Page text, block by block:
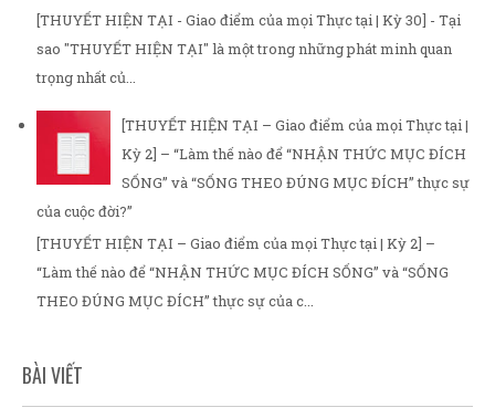
[THUYẾT HIỆN TẠI - Giao điểm của mọi Thực tại | Kỳ 30] - Tại
sao "THUYẾT HIỆN TẠI" là một trong những phát minh quan
trọng nhất củ...
[THUYẾT HIỆN TẠI – Giao điểm của mọi Thực tại |
Kỳ 2] – “Làm thế nào để “NHẬN THỨC MỤC ĐÍCH
SỐNG” và “SỐNG THEO ĐÚNG MỤC ĐÍCH” thực sự
của cuộc đời?”
[THUYẾT HIỆN TẠI – Giao điểm của mọi Thực tại | Kỳ 2] –
“Làm thế nào để “NHẬN THỨC MỤC ĐÍCH SỐNG” và “SỐNG
THEO ĐÚNG MỤC ĐÍCH” thực sự của c...
BÀI VIẾT